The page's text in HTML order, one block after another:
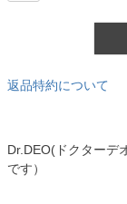
返品特約について
Dr.DEO(ドクターデ
です）